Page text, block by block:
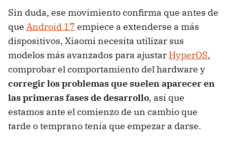
Sin duda, ese movimiento confirma que antes de
que Android 17 empiece a extenderse a más
dispositivos, Xiaomi necesita utilizar sus
modelos más avanzados para ajustar HyperOS,
comprobar el comportamiento del hardware y
corregir los problemas que suelen aparecer en
las primeras fases de desarrollo, así que
estamos ante el comienzo de un cambio que
tarde o temprano tenía que empezar a darse.